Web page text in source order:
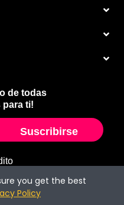
de todas
para ti!
Suscribirse
you get the best
Policy